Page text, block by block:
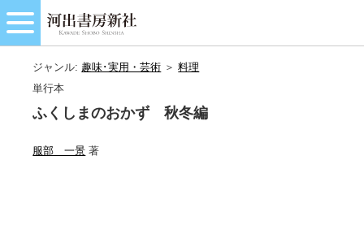
ジャンル: 趣味･実用・芸術 ＞料理
単行本
ふくしまのおかず 秋冬編
服部 一景 著